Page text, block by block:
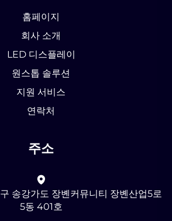
홈페이지
회사 소개
LED 디스플레이
원스톱 솔루션
지원 서비스
연락처
주소
송강가도 장볜커뮤니티 장볜산업5로
5동 401호